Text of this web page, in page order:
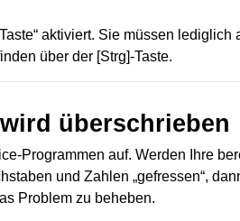
aktiviert. Sie müssen lediglich
über der [Strg]-Taste.
überschrieben
Programmen auf. Werden Ihre
und Zahlen „gefressen“,
Problem zu beheben.